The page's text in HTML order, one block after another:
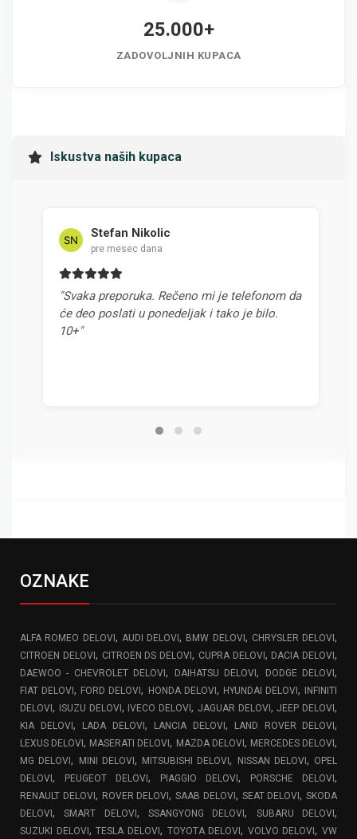
25.000+
ZADOVOLJNIH KUPACA
Iskustva naših kupaca
Stefan Nikolic
pre mesec dana
"Svaka preporuka. Rečeno mi je telefonom da
će deo poslati u ponedeljak i tako je bilo.
10+"
OZNAKE
ALFA ROMEO DELOVI , AUDI DELOVI , BMW DELOVI , CHRYSLER DELOVI ,
CITROEN DELOVI , CITROEN DS DELOVI , CUPRA DELOVI , DACIA DELOVI ,
DAEWOO - CHEVROLET DELOVI, DAIHATSU DELOVI, DODGE DELOVI,
FIAT DELOVI, FORD DELOVI, HONDA DELOVI , HYUNDAI DELOVI ,
INFINITI
DELOVI , ISUZU DELOVI , IVECO DELOVI , JAGUAR DELOVI ,JEEP DELOVI ,
KIA DELOVI , LADA DELOVI , LANCIA DELOVI , LAND ROVER DELOVI ,
LEXUS DELOVI, MASERATI DELOVI, MAZDA DELOVI , MERCEDES DELOVI,
MG DELOVI, MINI DELOVI , MITSUBISHI DELOVI, NISSAN DELOVI , OPEL
DELOVI , PEUGEOT DELOVI , PIAGGIO DELOVI , PORSCHE DELOVI ,
RENAULT DELOVI , ROVER DELOVI, SAAB DELOVI , SEAT DELOVI, SKODA
DELOVI ,SMART DELOVI ,SSANGYONG DELOVI, SUBARU DELOVI,
SUZUKI DELOVI ,TESLA DELOVI , TOYOTA DELOVI, VOLVO DELOVI, VW